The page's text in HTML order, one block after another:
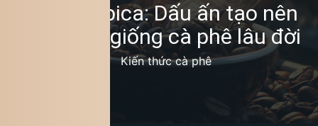
Cà phê Typica: Dấu ấn tạo nên
giá trị của giống cà phê lâu đời
Kiến thức cà phê